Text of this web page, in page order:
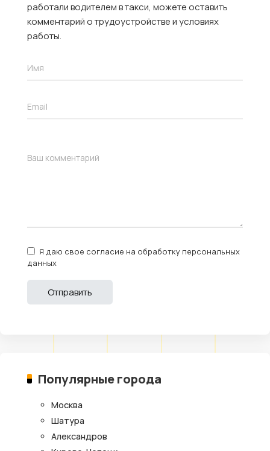
работали водителем в такси, можете оставить
комментарий о трудоустройстве и условиях
работы.
Я даю свое согласие на обработку персональных
данных
Популярные города
Москва
Шатура
Александров